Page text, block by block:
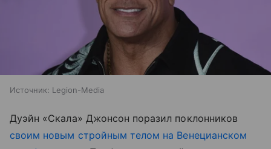
Источник: Legion-Media
Дуэйн «Скала» Джонсон поразил поклонников
своим новым стройным телом на Венецианском